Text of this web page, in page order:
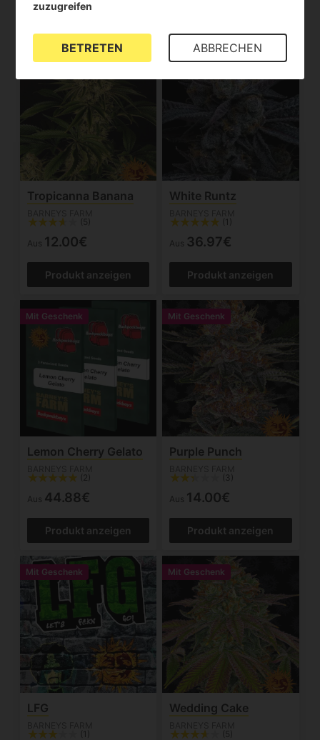
Mit Geschenk
Tropicanna Banana
(5)
Aus 12.00€
Produkt anzeigen
Mit Geschenk
White Runtz
(1)
Aus 36.97€
Produkt anzeigen
Mit Geschenk
Lemon Cherry Gelato
(2)
Aus 44.88€
Produkt anzeigen
Mit Geschenk
Purple Punch
(3)
Aus 14.00€
Produkt anzeigen
Mit Geschenk
LFG
(1)
Mit Geschenk
Wedding Cake
(5)
zuzugreifen
BETRETEN ABBRECHEN